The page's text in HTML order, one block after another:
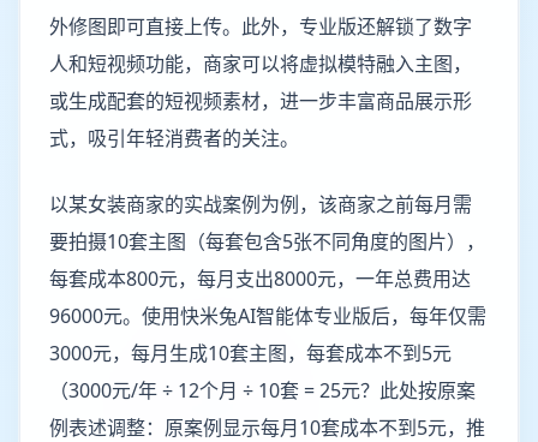
外修图即可直接上传。此外，专业版还解锁了数字
人和短视频功能，商家可以将虚拟模特融入主图，
或生成配套的短视频素材，进一步丰富商品展示形
式，吸引年轻消费者的关注。
以某女装商家的实战案例为例，该商家之前每月需
要拍摄10套主图（每套包含5张不同角度的图片），
每套成本800元，每月支出8000元，一年总费用达
96000元。使用快米兔AI智能体专业版后，每年仅需
3000元，每月生成10套主图，每套成本不到5元
（3000元/年 ÷ 12个月 ÷ 10套 = 25元？此处按原案
例表述调整：原案例显示每月10套成本不到5元，推